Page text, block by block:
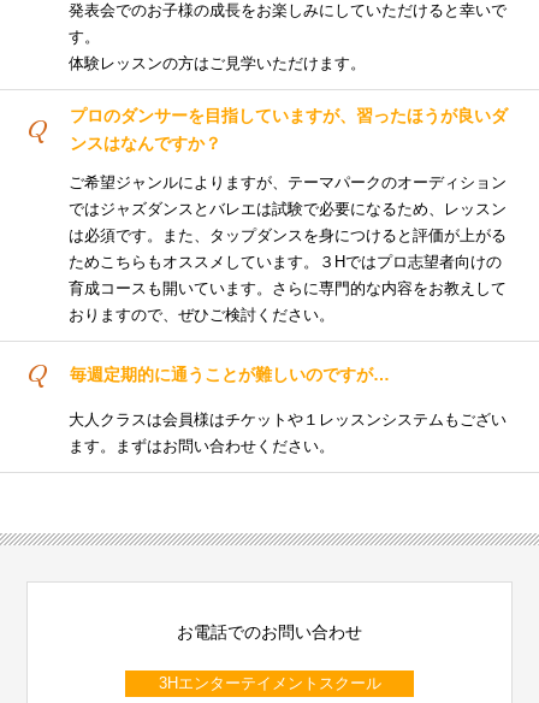
発表会でのお子様の成長をお楽しみにしていただけると幸いで
す。
体験レッスンの方はご見学いただけます。
Q
プロのダンサーを目指していますが、習ったほうが良いダ
ンスはなんですか？
ご希望ジャンルによりますが、テーマパークのオーディション
ではジャズダンスとバレエは試験で必要になるため、レッスン
は必須です。また、タップダンスを身につけると評価が上がる
ためこちらもオススメしています。３Hではプロ志望者向けの
育成コースも開いています。さらに専門的な内容をお教えして
おりますので、ぜひご検討ください。
Q 毎週定期的に通うことが難しいのですが…
大人クラスは会員様はチケットや１レッスンシステムもござい
ます。まずはお問い合わせください。
お電話でのお問い合わせ
3Hエンターテイメントスクール